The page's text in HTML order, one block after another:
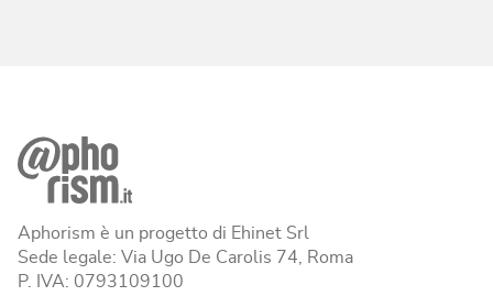
Aphorism è un progetto di Ehinet Srl
Sede legale: Via Ugo De Carolis 74, Roma
P. IVA: 0793109100